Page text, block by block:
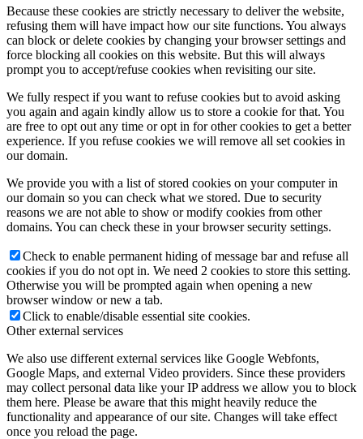
Because these cookies are strictly necessary to deliver the website,
refusing them will have impact how our site functions. You always
can block or delete cookies by changing your browser settings and
force blocking all cookies on this website. But this will always
prompt you to accept/refuse cookies when revisiting our site.
We fully respect if you want to refuse cookies but to avoid asking
you again and again kindly allow us to store a cookie for that. You
are free to opt out any time or opt in for other cookies to get a better
experience. If you refuse cookies we will remove all set cookies in
our domain.
We provide you with a list of stored cookies on your computer in
our domain so you can check what we stored. Due to security
reasons we are not able to show or modify cookies from other
domains. You can check these in your browser security settings.
Check to enable permanent hiding of message bar and refuse all
cookies if you do not opt in. We need 2 cookies to store this setting.
Otherwise you will be prompted again when opening a new
browser window or new a tab.
Click to enable/disable essential site cookies.
Other external services
We also use different external services like Google Webfonts,
Google Maps, and external Video providers. Since these providers
may collect personal data like your IP address we allow you to block
them here. Please be aware that this might heavily reduce the
functionality and appearance of our site. Changes will take effect
once you reload the page.